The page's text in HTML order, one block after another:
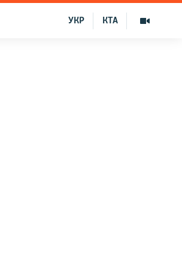
КТА
УКР